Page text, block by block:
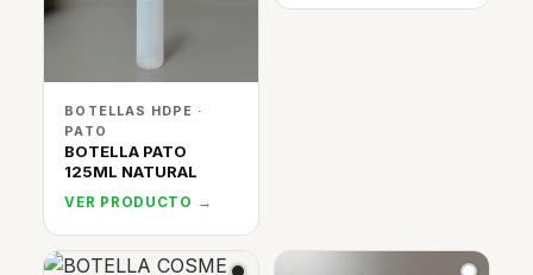
BOTELLAS HDPE ·
PATO
BOTELLA PATO
125ML NATURAL
VER PRODUCTO →